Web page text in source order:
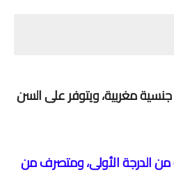
مغربية، ويتوفر على السن
من الدرجة الأولى، ومتصرف من